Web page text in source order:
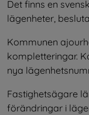
Det finns en
lägenheter,
Kommunen
kompletteringar.
nya
Fastighetsägare
förändringar i